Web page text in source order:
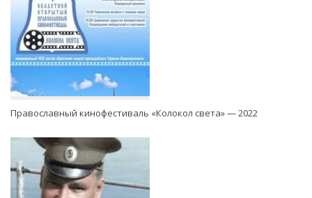
Православный кинофестиваль «Колокол света» — 2022